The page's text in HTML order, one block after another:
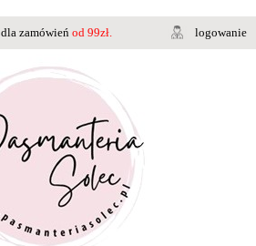
dla zamówień od 99zł. logowanie